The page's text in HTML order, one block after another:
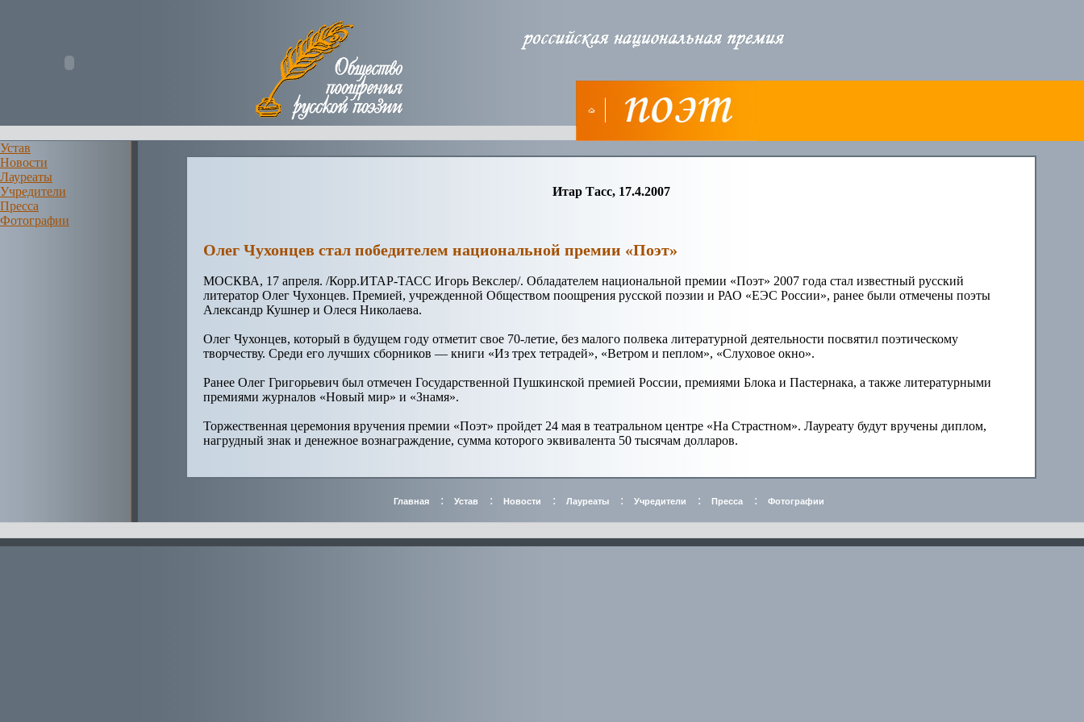
Устав
Новости
Лауреаты
Учредители
Пресса
Фотографии
Итар Тасс, 17.4.2007
Олег Чухонцев стал победителем национальной премии «Поэт»
МОСКВА, 17 апреля. /Корр.ИТАР-ТАСС Игорь Векслер/. Обладателем национальной премии «Поэт» 2007 года стал известный русский
литератор Олег Чухонцев. Премией, учрежденной Обществом поощрения русской поэзии и РАО «ЕЭС России», ранее были отмечены поэты
Александр Кушнер и Олеся Николаева.
Олег Чухонцев, который в будущем году отметит свое 70-летие, без малого полвека литературной деятельности посвятил поэтическому
творчеству. Среди его лучших сборников — книги «Из трех тетрадей», «Ветром и пеплом», «Слуховое окно».
Ранее Олег Григорьевич был отмечен Государственной Пушкинской премией России, премиями Блока и Пастернака, а также литературными
премиями журналов «Новый мир» и «Знамя».
Торжественная церемония вручения премии «Поэт» пройдет 24 мая в театральном центре «На Страстном». Лауреату будут вручены диплом,
нагрудный знак и денежное вознаграждение, сумма которого эквивалента 50 тысячам долларов.
Главная : Устав : Новости : Лауреаты : Учредители : Пресса : Фотографии